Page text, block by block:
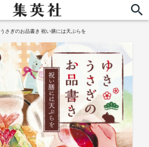
さぎのお品書き 祝い膳には天ぷらを